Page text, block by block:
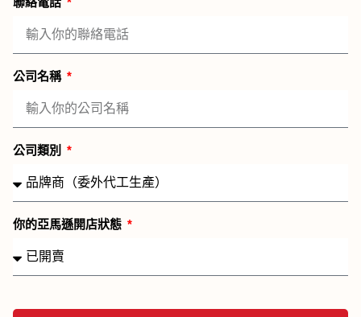
公司名稱
公司類別
你的亞馬遜開店狀態